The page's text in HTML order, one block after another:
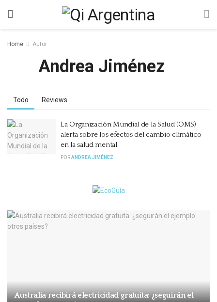
Home Autor
Andrea Jiménez
Todo Reviews
La Organización Mundial de la Salud (OMS)
alerta sobre los efectos del cambio climático
en la salud mental
PORANDREA JIMÉNEZ
Australia recibirá electricidad gratuita: ¿seguirán el